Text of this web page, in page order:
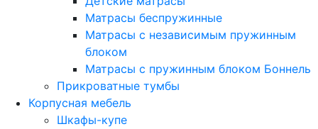
Матрасы беспружинные
Матрасы с независимым пружинным
блоком
Матрасы с пружинным блоком Боннель
Прикроватные тумбы
Корпусная мебель
Шкафы-купе